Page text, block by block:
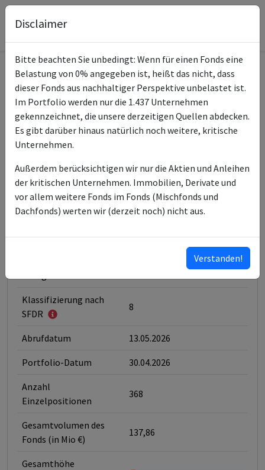
Informationen zum Fonds
Name
PIMCO Advntg US Low Dur
Crp Bd UCITS ETF USD Inc
ISIN des Fonds
Typ des Fonds ETF
Fondsmanagement
PIMCO Global Advisors
(Ireland) Ltd
Pacific Investment
Management Company LLC
Klassifizierung nach
SFDR
8
Abrufdatum 13.05.2026
Portfolio-Datum 30.04.2026
Anzahl
Einzelpositionen
368
Gesamtvolumen des
Fonds (in Mio €)
137,86
Gesamthöhe
Disclaimer
Bitte beachten Sie unbedingt: Wenn für einen Fonds eine
Belastung von 0% angegeben ist, heißt das nicht, dass
dieser Fonds aus nachhaltiger Perspektive unbelastet ist.
Im Portfolio werden nur die 1.437 Unternehmen
gekennzeichnet, die unsere derzeitigen Quellen abdecken.
Es gibt darüber hinaus natürlich noch weitere, kritische
Unternehmen.
Außerdem berücksichtigen wir nur die Aktien und Anleihen
der kritischen Unternehmen. Immobilien, Derivate und
vor allem weitere Fonds im Fonds (Mischfonds und
Dachfonds) werten wir (derzeit noch) nicht aus.
Verstanden!